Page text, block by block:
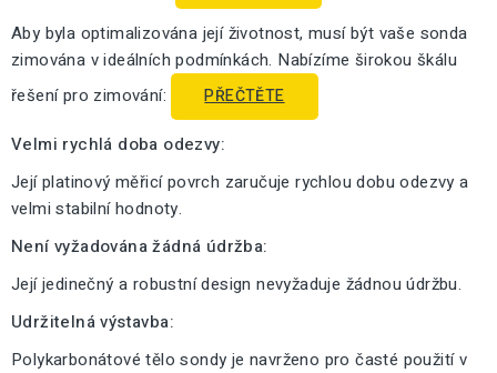
Aby byla optimalizována její životnost, musí být vaše sonda
zimována v ideálních podmínkách. Nabízíme širokou škálu
řešení pro zimování:
PŘEČTĚTE
Velmi rychlá doba odezvy:
Její platinový měřicí povrch zaručuje rychlou dobu odezvy a
velmi stabilní hodnoty.
Není vyžadována žádná údržba:
Její jedinečný a robustní design nevyžaduje žádnou údržbu.
Udržitelná výstavba:
Polykarbonátové tělo sondy je navrženo pro časté použití v